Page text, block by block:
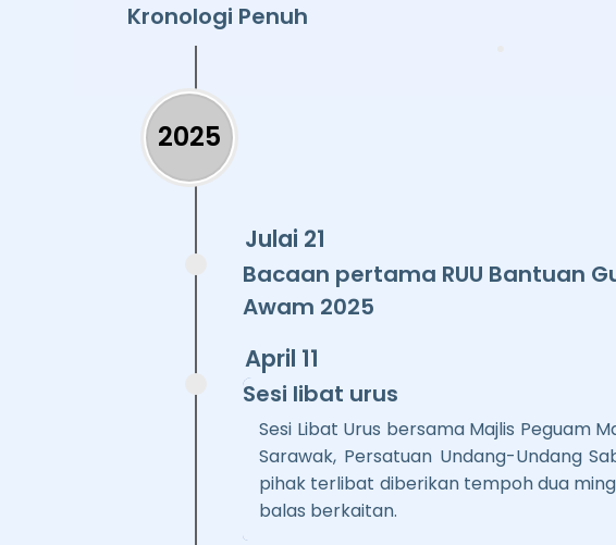
Kronologi Penuh
2025
Julai 21
Bacaan pertama RUU Bantuan
Awam 2025
April 11
Sesi libat urus
Sesi Libat Urus bersama Majlis Peguam
Sarawak, Persatuan Undang-Undang
pihak terlibat diberikan tempoh dua
balas berkaitan.